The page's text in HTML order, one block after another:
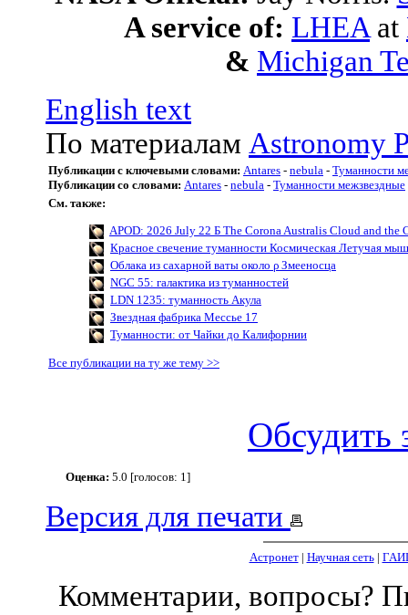
A service of: LHEA at
& Michigan
English text
По материалам Astronomy
Публикации с ключевыми словами: Antares - nebula - Туманности
Публикации со словами: Antares - nebula - Туманности межзвездные
См. также:
APOD: 2026 July 22 Б The Corona Australis Cloud and the
Красное свечение туманности Космическая Летучая
Облака из сахарной ваты около ρ Змееносца
NGC 55: галактика из туманностей
LDN 1235: туманность Акула
Звездная фабрика Мессье 17
Туманности: от Чайки до Калифорнии
Все публикации на ту же тему >>
Обсудить
Оценка: 5.0 [голосов: 1]
Версия для печати
Астронет| Научная сеть|
Комментарии, вопросы?